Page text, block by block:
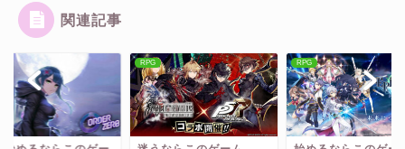
関連記事
RPG RPG RPG